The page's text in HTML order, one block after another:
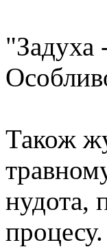
"Задуха
Також
нудота,
процесу.